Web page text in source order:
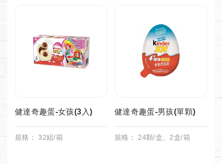
健達奇趣蛋-女孩(3入)
規格： 32組/箱
健達奇趣蛋-男孩(單顆)
規格： 24顆/盒、2盒/箱